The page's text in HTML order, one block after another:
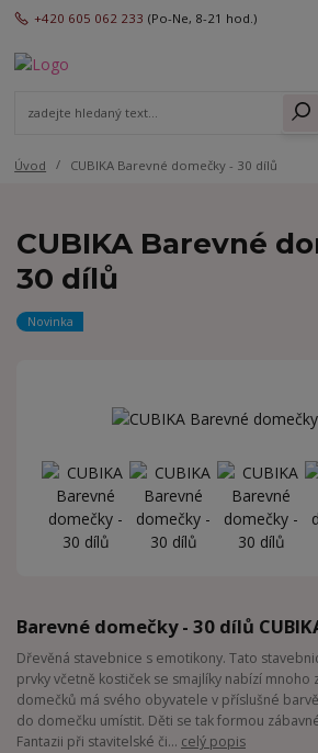
+420 605 062 233 (Po-Ne, 8-21 hod.)
Úvod CUBIKA Barevné domečky - 30 dílů
CUBIKA Barevné
30 dílů
Novinka
Barevné domečky - 30 dílů
Dřevěná stavebnice s emotikony. Tato
prvky včetně kostiček se smajlíky nabízí mnoho
domečků má svého obyvatele v příslušné
do domečku umístit. Děti se tak formou
Fantazii při stavitelské či... celý popis